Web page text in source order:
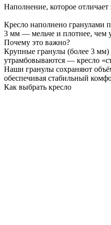
Наполнение, которое отличает
Кресло наполнено гранулами
3 мм — мельче и плотнее, чем
Почему это важно?
Крупные гранулы (более 3 мм)
утрамбовываются — кресло
Наши гранулы сохраняют
обеспечивая стабильный
Как выбрать кресло